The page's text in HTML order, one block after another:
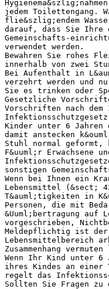
jedem Toilettengang.
flie&szlig;endem
darauf, dass Sie Ihre
Gemeinschafts-
verwendet werden.
Bewahren Sie rohes
innerhalb von zwei
Bei Aufenthalt in
verzehrt werden und
Sie es trinken oder
Gesetzliche
Vorschriften nach
Infektionsschutzgesetz
Kinder unter 6 Jahren
damit anstecken
Stuhl normal
F&uuml;r
sonstigen
Wenn bei Ihnen ein
Lebensmittel (&sect;
T&auml;tigkeiten in
Personen, die mit
&Uuml;bertragung
vorgeschrieben,
Meldepflichtig ist der
Lebensmittelbereich
Zusammenhang
Wenn Ihr Kind unter 6
ihres Kindes an einer
regelt das
Sollten Sie Fragen zu